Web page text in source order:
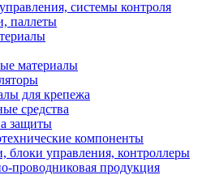
системы контроля
паллеты
материалы
для крепежа
средства
защиты
компоненты
блоки управления, контроллеры
проводниковая продукция